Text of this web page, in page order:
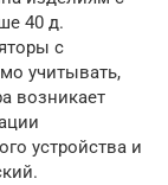
40 д.
с
учитывать,
возникает
устройства и